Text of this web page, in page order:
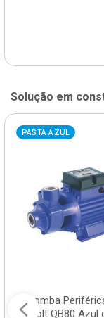
Solução em
PASTA AZUL
Bomba
Bivolt QB80 Azul